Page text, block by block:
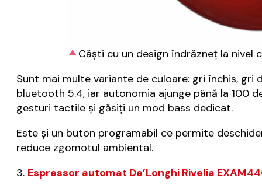
Căști cu un design îndrăzneț la nivel
Sunt mai multe variante de culoare: gri închis, gri
bluetooth 5.4, iar autonomia ajunge până la 100
gesturi tactile și găsiți un mod bass dedicat.
Este și un buton programabil ce permite
reduce zgomotul ambiental.
3. Espressor automat De’Longhi Rivelia